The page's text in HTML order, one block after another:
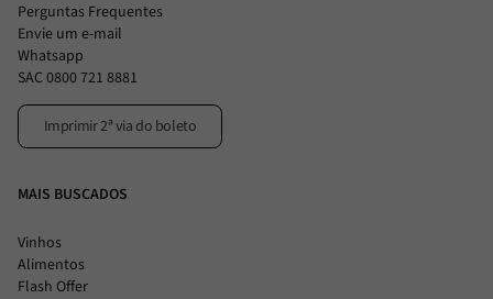
Perguntas Frequentes
Envie um e-mail
Whatsapp
SAC 0800 721 8881
Imprimir 2ª via do boleto
MAIS BUSCADOS
Vinhos
Alimentos
Flash Offer